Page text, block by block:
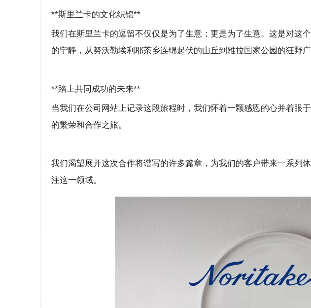
**斯里兰卡的文化织锦**
我们在斯里兰卡的逗留不仅仅是为了生意；更是为了生意。这是对这
的宁静，从努沃勒埃利耶茶乡连绵起伏的山丘到雅拉国家公园的狂野
**踏上共同成功的未来**
当我们在公司网站上记录这段旅程时，我们怀着一颗感恩的心并着眼
的繁荣和合作之旅。
我们渴望展开这次合作将谱写的许多篇章，为我们的客户带来一系列
注这一领域。